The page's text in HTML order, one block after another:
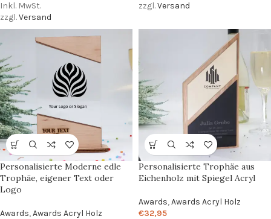
Inkl. MwSt.
zzgl.Versand
zzgl.Versand
Personalisierte Moderne edle
Trophäe, eigener Text oder
Logo
Awards,Awards Acryl Holz
Personalisierte Trophäe aus
Eichenholz mit Spiegel Acryl
Awards,Awards Acryl Holz
€32,95